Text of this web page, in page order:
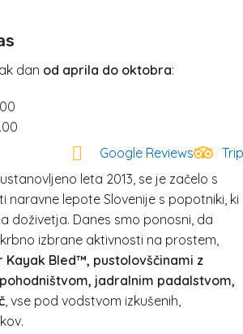
dan od aprila do oktobra:
Google Reviews
leta 2013, se je začelo s
naravne lepote Slovenije s popotniki, ki
doživetja. Danes smo ponosni, da
izbrane aktivnosti na prostem,
Kayak Bled™, pustolovščinami z
jadralnim padalstvom,
, vse pod vodstvom izkušenih,